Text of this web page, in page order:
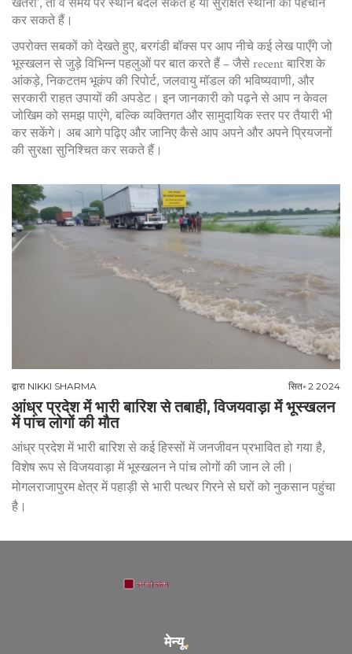
खतरा’, तो वे समय पर स्थान बदल सकते हैं या सुरक्षित स्थानों की पहचान
कर सकते हैं।
उपरोक्त सबकों को देखते हुए, बरगंडी बॉक्स पर आप नीचे कई लेख पाएँगे जो
भूस्खलन से जुड़े विभिन्न पहलुओं पर बात करते हैं – जैसे recent बारिश के
आंकड़े, निकटतम भूकंप की रिपोर्ट, जलवायु मॉडल की भविष्यवाणी, और
सरकारी राहत उपायों की अपडेट। इन जानकारी को पढ़ने से आप न केवल
जोखिम को समझ पाएंगे, बल्कि व्यक्तिगत और सामुदायिक स्तर पर तैयारी भी
कर सकेंगे। अब आगे पढ़िए और जानिए कैसे आप अपने और अपने प्रियजनों
की सुरक्षा सुनिश्चित कर सकते हैं।
द्वारा NIKKI SHARMA सित॰ 2 2024
आंध्र प्रदेश में भारी बारिश से तबाही, विजयवाड़ा में भूस्खलन
में पांच लोगों की मौत
आंध्र प्रदेश में भारी बारिश से कई हिस्सों में जनजीवन प्रभावित हो गया है,
विशेष रूप से विजयवाड़ा में भूस्खलन ने पांच लोगों की जान ले ली।
मोगलराजापुरम क्षेत्र में पहाड़ी से भारी पत्थर गिरने से घरों को नुकसान पहुंचा
है।
मेन्यू